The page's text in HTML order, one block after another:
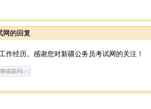
网的回复
作经历。感谢您对新疆公务员考试网的关注！
续提问